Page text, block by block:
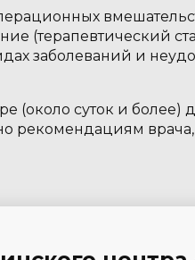
(терапевтический
заболеваний и
суток и более)
рекомендациям